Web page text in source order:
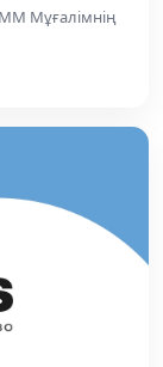
Мұғалімнің